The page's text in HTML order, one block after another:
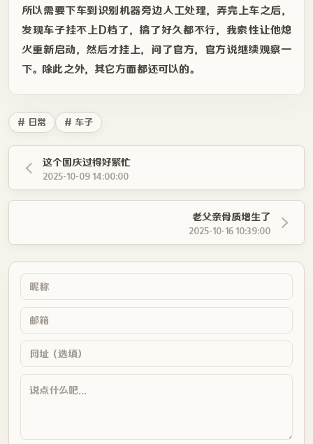
所以需要下车到识别机器旁边人工处理，弄完上车之后，
发现车子挂不上D档了，搞了好久都不行，我索性让他熄
火重新启动，然后才挂上，问了官方，官方说继续观察一
下。除此之外，其它方面都还可以的。
# 日常 # 车子
这个国庆过得好繁忙
2025-10-09 14:00:00
老父亲骨质增生了
2025-10-16 10:39:00